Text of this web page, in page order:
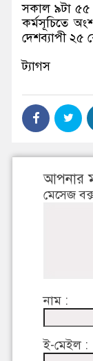
সকাল ৯টা ৫৫
কর্মসূচিতে
দেশব্যাপী ২৫
ট্যাগস
আপনার
মেসেজ
নাম :
ই-মেইল :